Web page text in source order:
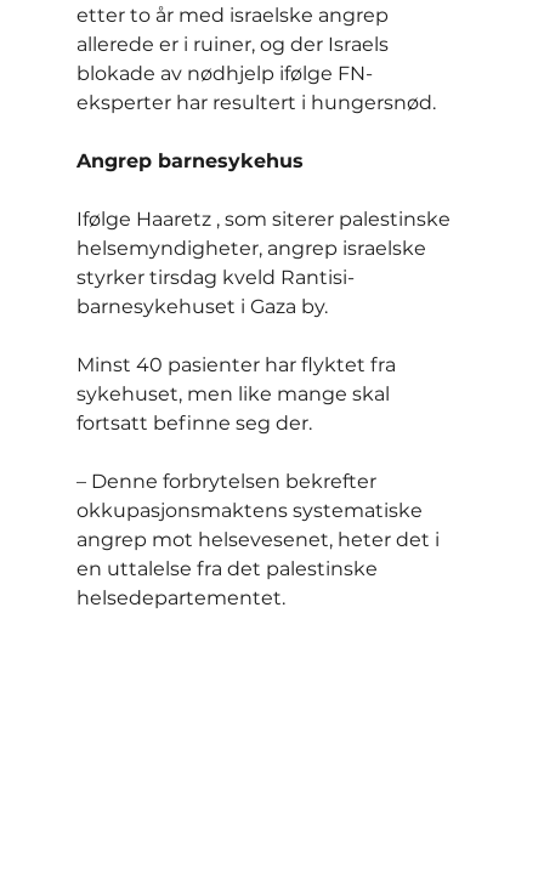
etter to år med israelske angrep
allerede er i ruiner, og der Israels
blokade av nødhjelp ifølge FN-
eksperter har resultert i hungersnød.
Angrep barnesykehus
Ifølge Haaretz , som siterer palestinske
helsemyndigheter, angrep israelske
styrker tirsdag kveld Rantisi-
barnesykehuset i Gaza by.
Minst 40 pasienter har flyktet fra
sykehuset, men like mange skal
fortsatt befinne seg der.
– Denne forbrytelsen bekrefter
okkupasjonsmaktens systematiske
angrep mot helsevesenet, heter det i
en uttalelse fra det palestinske
helsedepartementet.